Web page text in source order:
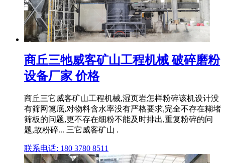
商丘三牠威客矿山工程机械 破碎磨粉
设备厂家 价格
商丘三它威客矿山工程机械,湿页岩怎样粉碎该机设计没
有筛网篦底,对物料含水率没有严格要求,完全不存在糊堵
筛板的问题,更不存在细粉不能及时排出,重复粉碎的问
题,故粉碎... 三它威客矿山 .
联系电话: 180 3780 8511